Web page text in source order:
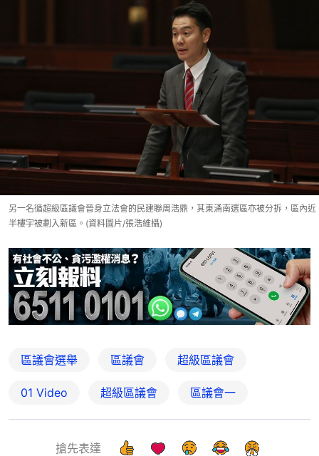
另一名循超級區議會晉身立法會的民建聯周浩鼎，其東涌南選區亦被分拆，區內近
半樓宇被劃入新區。(資料圖片/張浩維攝)
區議會選舉 區議會 超級區議會
01 Video 超級區議會 區議會一
搶先表達